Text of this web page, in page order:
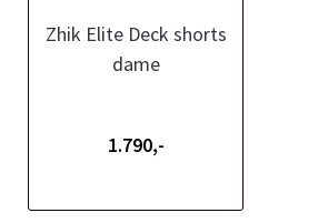
Zhik Elite Deck shorts
dame
1.790,-